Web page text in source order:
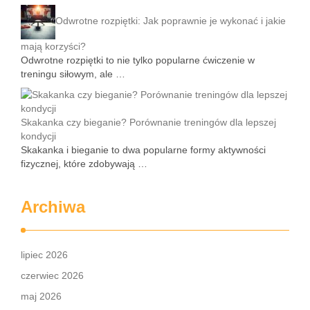
Odwrotne rozpiętki: Jak poprawnie je wykonać i jakie
mają korzyści?
Odwrotne rozpiętki to nie tylko popularne ćwiczenie w
treningu siłowym, ale …
Skakanka czy bieganie? Porównanie treningów dla lepszej
kondycji
Skakanka i bieganie to dwa popularne formy aktywności
fizycznej, które zdobywają …
Archiwa
lipiec 2026
czerwiec 2026
maj 2026